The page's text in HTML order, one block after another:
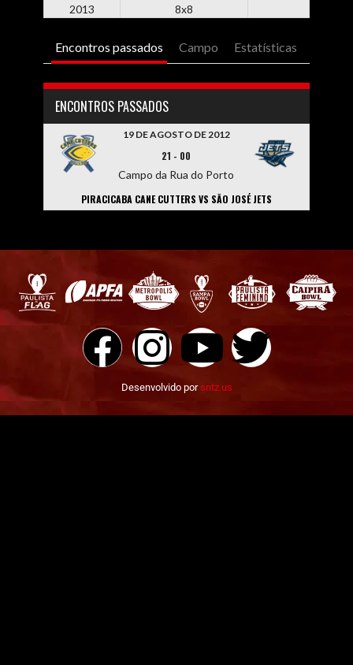
2013
8x8
Encontros passados Campo Estatísticas
ENCONTROS PASSADOS
19 DE AGOSTO DE 2012
21 - 00
Campo da Rua do Porto
PIRACICABA CANE CUTTERS VS SÃO JOSÉ JETS
Desenvolvido porsntz.us